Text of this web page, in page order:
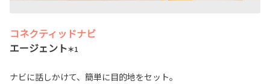
コネクティッドナビ
エージェント＊1
ナビに話しかけて、簡単に目的地をセット。